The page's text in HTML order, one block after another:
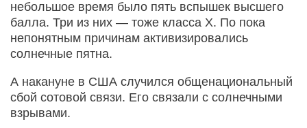
небольшое время было пять вспышек высшего
балла. Три из них — тоже класса X. По пока
непонятным причинам активизировались
солнечные пятна.
А накануне в США случился общенациональный
сбой сотовой связи. Его связали с солнечными
взрывами.